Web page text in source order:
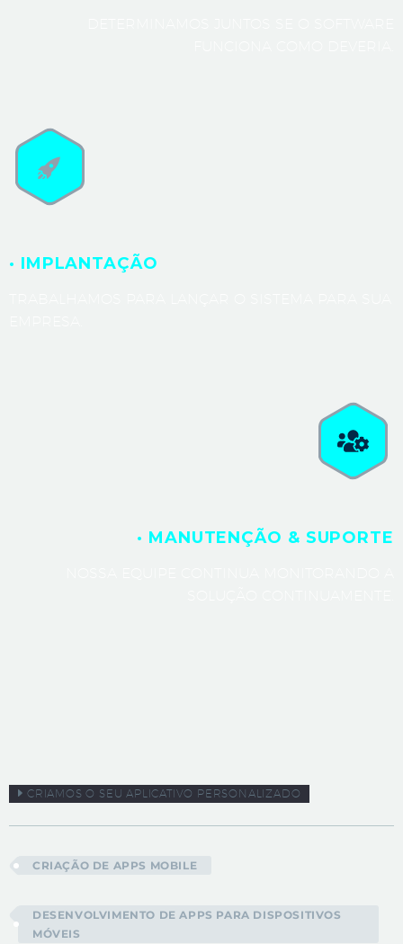
· IMPLANTAÇÃO
· MANUTENÇÃO & SUPORTE
CRIAMOS O SEU APLICATIVO PERSONALIZADO
CRIAÇÃO DE APPS MOBILE
DESENVOLVIMENTO DE APPS PARA DISPOSITIVOS
MÓVEIS